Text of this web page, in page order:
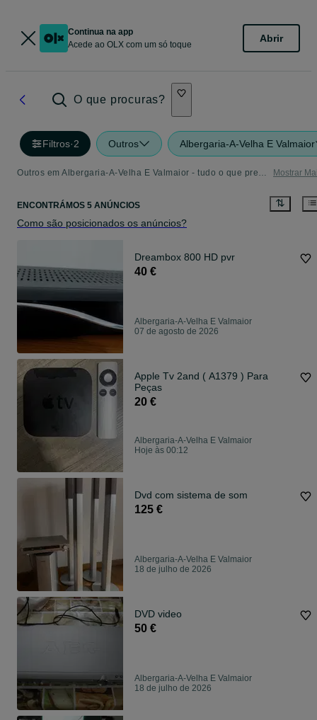
Continua na app
Acede ao OLX com um só toque
Abrir
O que procuras?
Filtros·2 Outros Albergaria-A-Velha E Valmaior
Outros em Albergaria-A-Velha E Valmaior - tudo o que precisa Mostrar
ENCONTRÁMOS 5 ANÚNCIOS
Como são posicionados os anúncios?
Dreambox 800 HD pvr
40 €
Albergaria-A-Velha E Valmaior
07 de agosto de 2026
Apple Tv 2and ( A1379 ) Para
Peças
20 €
Albergaria-A-Velha E Valmaior
Hoje às 00:12
Dvd com sistema de som
125 €
Albergaria-A-Velha E Valmaior
18 de julho de 2026
DVD video
50 €
Albergaria-A-Velha E Valmaior
18 de julho de 2026